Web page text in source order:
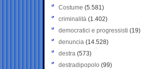
Costume (5.581)
criminalità (1.402)
democratici e progressisti (19)
denuncia (14.528)
destra (573)
destradipopolo (99)